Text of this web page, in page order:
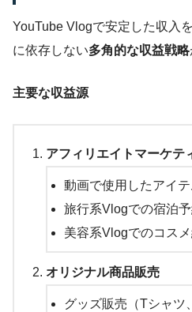
YouTube Vlogで安定した収入
に依存しない多角的な収益戦略
主要な収益源
アフィリエイトマーケテ
動画で使用したアイ
旅行系Vlogでの宿泊
美容系Vlogでのコス
オリジナル商品販売
グッズ販売（Tシャツ